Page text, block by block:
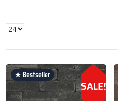
★ Bestseller
SALE!